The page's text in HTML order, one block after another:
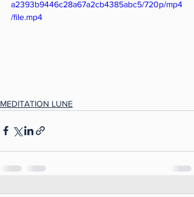
a2393b9446c28a67a2cb4385abc5/720p/mp4
/file.mp4
MEDITATION LUNE